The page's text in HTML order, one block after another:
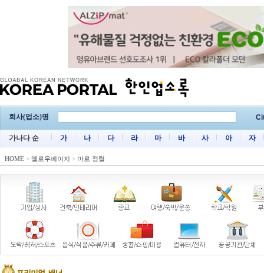
회사(업소)명
가나다 순 가 나 다 라 마 바 사 아 자
HOME > 옐로우페이지 > 마로 정렬